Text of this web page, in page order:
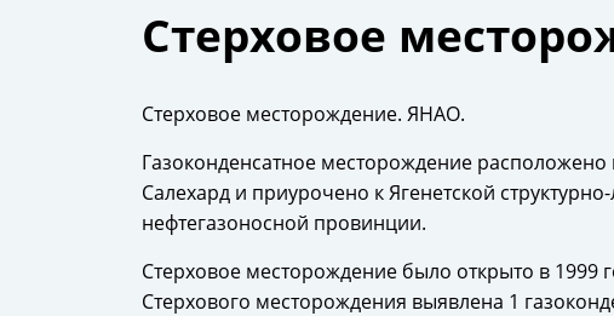
Стерховое
Стерховое месторождение. ЯНАО.
Газоконденсатное месторождение
Салехард и приурочено к Ягенетской
нефтегазоносной провинции.
Стерховое месторождение было открыто в 1999
Стерхового месторождения выявлена 1